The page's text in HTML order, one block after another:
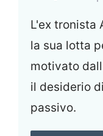
L'ex tronista
la sua lotta
motivato
il desiderio
passivo.